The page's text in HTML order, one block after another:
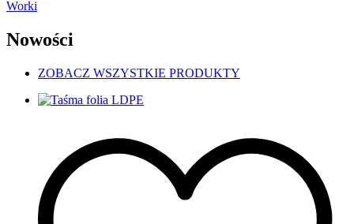
Worki
Nowości
ZOBACZ WSZYSTKIE PRODUKTY